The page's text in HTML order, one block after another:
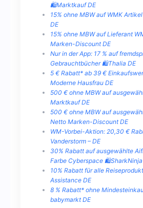
🛍️Marktkauf DE
15% ohne MBW auf WMK
DE
15% ohne MBW auf Lieferant
Marken-Discount DE
Nur in der App: 17 % auf
Gebrauchtbücher 🛍️Thalia DE
5 € Rabatt* ab 39 €
Moderne Hausfrau DE
500 € ohne MBW auf
Marktkauf DE
500 € ohne MBW auf
Netto Marken-Discount DE
WM-Vorbei-Aktion: 20,30 €
Vanderstorm – DE
30% Rabatt auf ausgewählte
Farbe Cyberspace 🛍️SharkNinja
10% Rabatt für alle
Assistance DE
8 % Rabatt* ohne
babymarkt DE